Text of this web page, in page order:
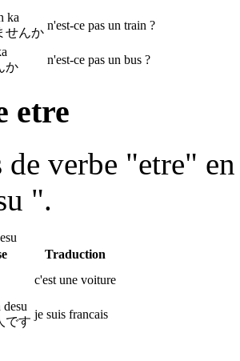
ka
せんか
n'est-ce pas un train ?
か
n'est-ce pas un bus ?
etre
verbe "etre"
".
Traduction
c'est une voiture
です
je suis francais